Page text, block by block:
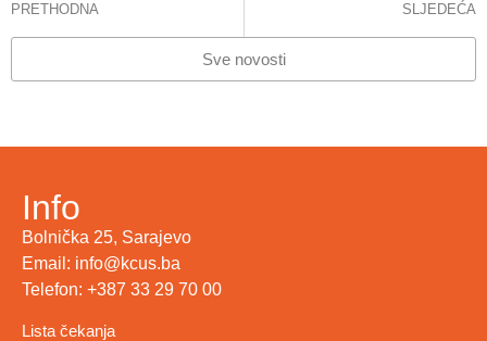
PRETHODNA SLJEDEĆA
Sve novosti
Info
Bolnička 25, Sarajevo
Email: info@kcus.ba
Telefon: +387 33 29 70 00
Lista čekanja